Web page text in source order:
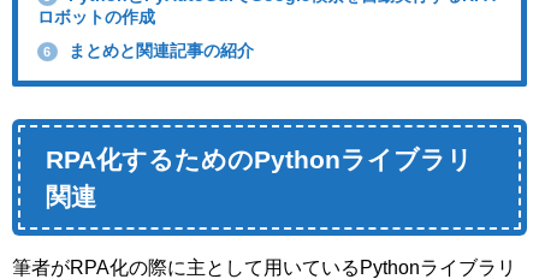
ロボットの作成
6 まとめと関連記事の紹介
RPA化するためのPythonライブラリ
関連
筆者がRPA化の際に主として用いているPythonライブラリ